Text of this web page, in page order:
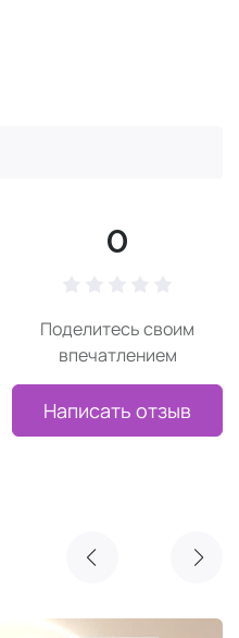
0
Поделитесь своим
впечатлением
Написать отзыв